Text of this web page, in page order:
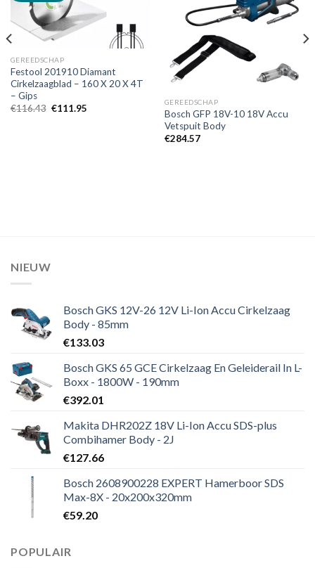
Toevoegen
verlanglijst
GEREEDSCHAP
Festool 201910 Diamant
Cirkelzaagblad – 160 X 20 X 4T
– Gips
€116.43 Oorspronkelijke
€111.95Huidige
Toevoegen
aan
GEREEDSCHAP
Bosch GFP 18V-10 18V Accu
Vetspuit Body
€284.57
NIEUW
Bosch GKS 12V-26 12V Li-Ion Accu Cirkelzaag
Body - 85mm
€133.03
Bosch GKS 65 GCE Cirkelzaag En Geleiderail In L-
Boxx - 1800W - 190mm
€392.01
Makita DHR202Z 18V Li-Ion Accu SDS-plus
Combihamer Body - 2J
€127.66
Bosch 2608900228 EXPERT Hamerboor SDS
Max-8X - 20x200x320mm
€59.20
POPULAIR